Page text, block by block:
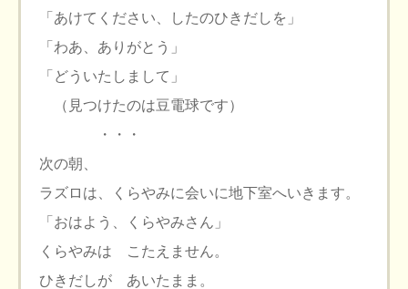
「あけてください、したのひきだしを」
「わあ、ありがとう」
「どういたしまして」
（見つけたのは豆電球です）
・・・
次の朝、
ラズロは、くらやみに会いに地下室へいきます。
「おはよう、くらやみさん」
くらやみは こたえません。
ひきだしが あいたまま。